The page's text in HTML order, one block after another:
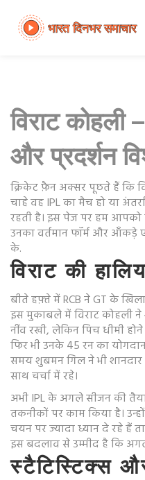
विराट कोहली
और प्रदर्शन
क्रिके‍ट फ़ैन अक्सर पूछते हैं कि
चाहे वह IPL का मैच हो या
रहती है। इस पेज पर हम आपको
उनका वर्तमान फॉर्म और
के.
विराट की
बीते हफ़्ते में RCB ने GT के
इस मुकाबले में विराट कोहली
नींव रखी, लेकिन पिच धीमी
फिर भी उनके 45 रन का
समय शुबमन गिल ने भी
साथ चर्चा में रहे।
अभी IPL के अगले सीजन की
तकनीकों पर काम किया है।
चयन पर ज्यादा ध्यान दे रहे हैं
इस बदलाव से उम्मीद है कि
स्टैटिस्टिक्स